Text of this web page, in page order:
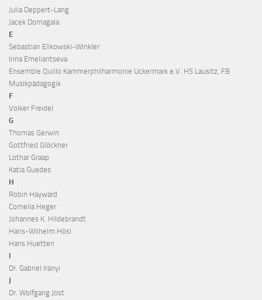
Julia Deppert-Lang
Jacek Domagala
E
Sebastian Elikowski-Winkler
Irina Emeliantseva
Ensemble Quillo Kammerphilharmonie Uckermark e.V. HS Lausitz, FB
Musikpädagogik
F
Volker Freidel
G
Thomas Gerwin
Gottfried Glöckner
Lothar Graap
Katia Guedes
H
Robin Hayward
Cornelia Heger
Johannes K. Hildebrandt
Hans-Wilhelm Hösl
Hans Huetten
I
Dr. Gabriel Iranyi
J
Dr. Wolfgang Jost